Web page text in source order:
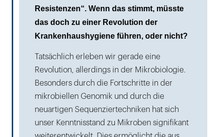
Resistenzen“. Wenn das stimmt, müsste
das doch zu einer Revolution der
Krankenhaushygiene führen, oder nicht?
Tatsächlich erleben wir gerade eine
Revolution, allerdings in der Mikrobiologie.
Besonders durch die Fortschritte in der
mikrobiellen Genomik und durch die
neuartigen Sequenziertechniken hat sich
unser Kenntnisstand zu Mikroben signifikant